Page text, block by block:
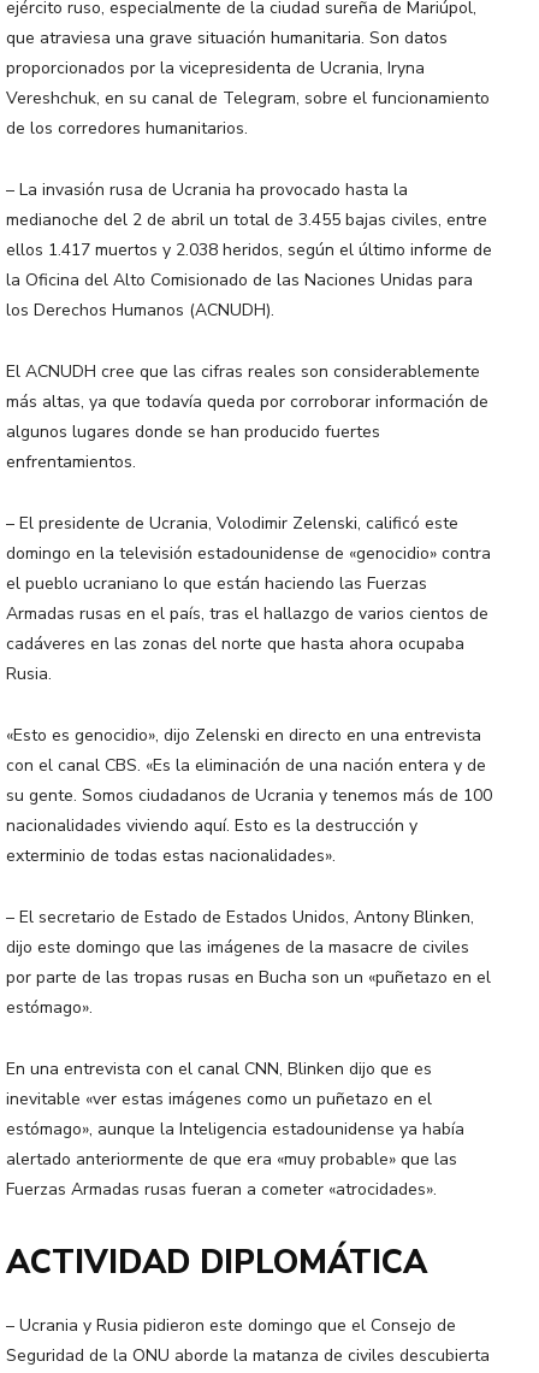
ejército ruso, especialmente de la ciudad sureña de Mariúpol,
que atraviesa una grave situación humanitaria. Son datos
proporcionados por la vicepresidenta de Ucrania, Iryna
Vereshchuk, en su canal de Telegram, sobre el funcionamiento
de los corredores humanitarios.
– La invasión rusa de Ucrania ha provocado hasta la
medianoche del 2 de abril un total de 3.455 bajas civiles, entre
ellos 1.417 muertos y 2.038 heridos, según el último informe de
la Oficina del Alto Comisionado de las Naciones Unidas para
los Derechos Humanos (ACNUDH).
El ACNUDH cree que las cifras reales son considerablemente
más altas, ya que todavía queda por corroborar información de
algunos lugares donde se han producido fuertes
enfrentamientos.
– El presidente de Ucrania, Volodimir Zelenski, calificó este
domingo en la televisión estadounidense de «genocidio» contra
el pueblo ucraniano lo que están haciendo las Fuerzas
Armadas rusas en el país, tras el hallazgo de varios cientos de
cadáveres en las zonas del norte que hasta ahora ocupaba
Rusia.
«Esto es genocidio», dijo Zelenski en directo en una entrevista
con el canal CBS. «Es la eliminación de una nación entera y de
su gente. Somos ciudadanos de Ucrania y tenemos más de 100
nacionalidades viviendo aquí. Esto es la destrucción y
exterminio de todas estas nacionalidades».
– El secretario de Estado de Estados Unidos, Antony Blinken,
dijo este domingo que las imágenes de la masacre de civiles
por parte de las tropas rusas en Bucha son un «puñetazo en el
estómago».
En una entrevista con el canal CNN, Blinken dijo que es
inevitable «ver estas imágenes como un puñetazo en el
estómago», aunque la Inteligencia estadounidense ya había
alertado anteriormente de que era «muy probable» que las
Fuerzas Armadas rusas fueran a cometer «atrocidades».
ACTIVIDAD DIPLOMÁTICA
– Ucrania y Rusia pidieron este domingo que el Consejo de
Seguridad de la ONU aborde la matanza de civiles descubierta